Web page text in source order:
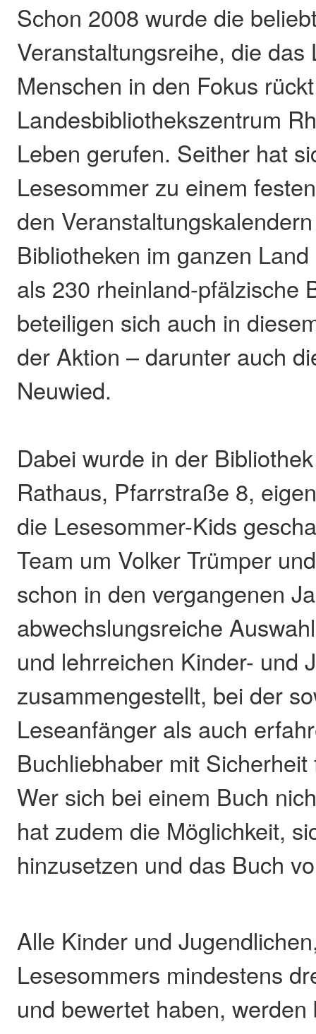
Schon 2008 wurde die
Veranstaltungsreihe, die das
Menschen in den Fokus
Landesbibliothekszentrum
Leben gerufen. Seither hat
Lesesommer zu einem
den
Bibliotheken im ganzen
als 230 rheinland-pfälzische
beteiligen sich auch in
der Aktion – darunter auch
Neuwied.
Dabei wurde in der
Rathaus, Pfarrstraße 8,
die Lesesommer-Kids
Team um Volker Trümper
schon in den vergangenen
abwechslungsreiche
und lehrreichen Kinder- und
zusammengestellt, bei der
Leseanfänger als auch
Buchliebhaber mit
Wer sich bei einem Buch
hat zudem die Möglichkeit,
hinzusetzen und das Buch
Alle Kinder und
Lesesommers mindestens
und bewertet haben,